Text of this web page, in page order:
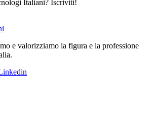
Italiani? Iscriviti!
e valorizziamo la figura e la professione